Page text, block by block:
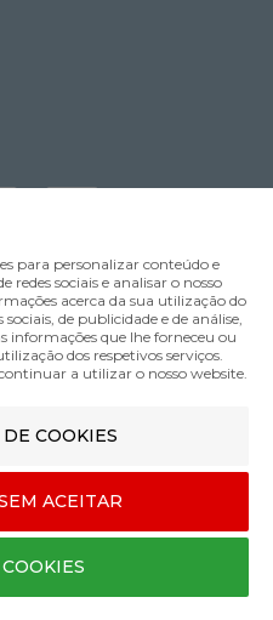
Collection Polipel
para personalizar conteúdo e
redes sociais e analisar o nosso
acerca da sua utilização do
de publicidade e de análise,
que lhe forneceu ou
dos respetivos serviços.
a utilizar o nosso website.
COOKIES
ACEITAR